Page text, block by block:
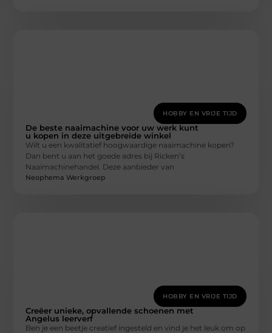
HOBBY EN VRIJE TIJD
De beste naaimachine voor uw werk kunt
u kopen in deze uitgebreide winkel
Wilt u een kwalitatief hoogwaardige naaimachine kopen?
Dan bent u aan het goede adres bij Ricken’s
Naaimachinehandel. Deze aanbieder van
Neophema Werkgroep
HOBBY EN VRIJE TIJD
Creëer unieke, opvallende schoenen met
Angelus leerverf
Ben je een beetje creatief ingesteld en vind je het leuk om op